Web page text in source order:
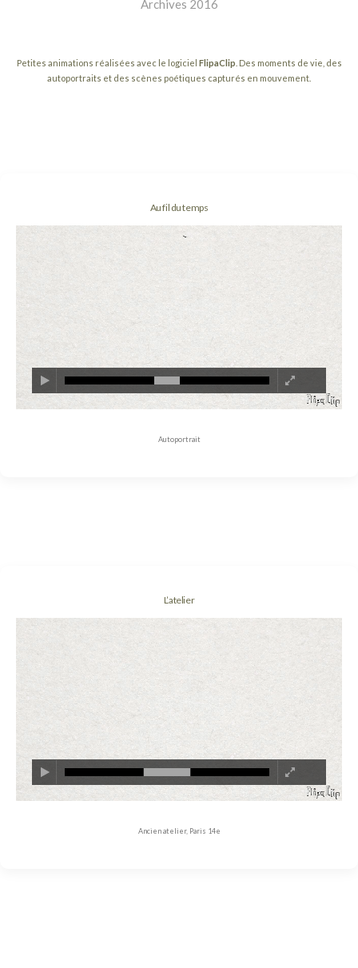
Archives 2016
Petites animations réalisées avec le logiciel FlipaClip . Des moments de vie, des
autoportraits et des scènes poétiques capturés en mouvement.
Au fil du temps
Autoportrait
L’atelier
Ancien atelier, Paris 14e